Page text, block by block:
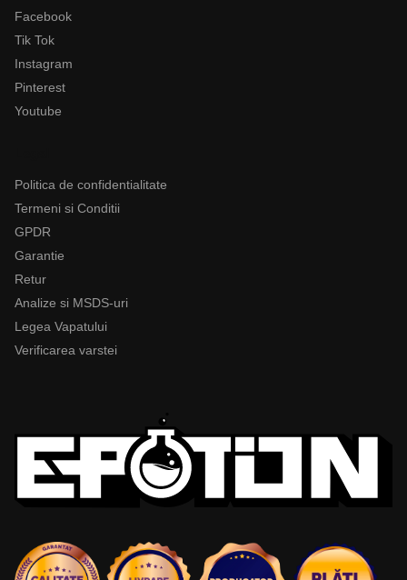
Facebook
Tik Tok
Instagram
Pinterest
Youtube
Politica de confidentialitate
Termeni si Conditii
GPDR
Garantie
Retur
Analize si MSDS-uri
Legea Vapatului
Verificarea varstei